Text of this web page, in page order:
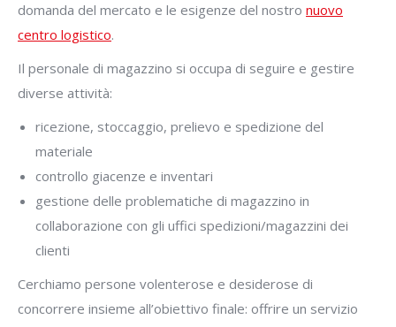
domanda del mercato e le esigenze del nostro nuovo
centro logistico.
Il personale di magazzino si occupa di seguire e gestire
diverse attività:
ricezione, stoccaggio, prelievo e spedizione del
materiale
controllo giacenze e inventari
gestione delle problematiche di magazzino in
collaborazione con gli uffici spedizioni/magazzini dei
clienti
Cerchiamo persone volenterose e desiderose di
concorrere insieme all’obiettivo finale: offrire un servizio